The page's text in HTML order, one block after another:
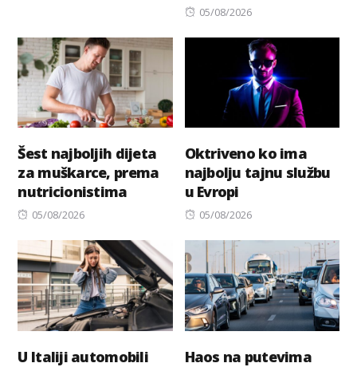
Posted
05/08/2026
Šest najboljih dijeta
za muškarce, prema
nutricionistima
Posted
05/08/2026
Oktriveno ko ima
najbolju tajnu službu
u Evropi
Posted
05/08/2026
U Italiji automobili
Haos na putevima